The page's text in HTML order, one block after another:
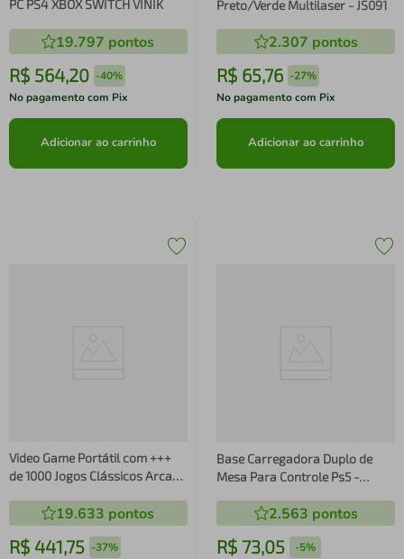
PC PS4 XBOX SWITCH VINIK
19.797 pontos
R$ 564,20 -40%
No pagamento com Pix
Adicionar ao carrinho
Preto/Verde Multilaser - JS091
2.307 pontos
R$ 65,76 -27%
No pagamento com Pix
Adicionar ao carrinho
Video Game Portátil com +++
de 1000 Jogos Clássicos Arcade
Polegadas19.633 pontos
R$ 441,75 -37%
Base Carregadora Duplo de
Mesa Para Controle Ps5 -
2.563 pontos
R$ 73,05 -5%